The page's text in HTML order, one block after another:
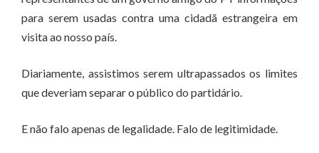
para serem usadas contra uma cidadã estrangeira em
visita ao nosso país.
Diariamente, assistimos serem ultrapassados os limites
que deveriam separar o público do partidário.
E não falo apenas de legalidade. Falo de legitimidade.